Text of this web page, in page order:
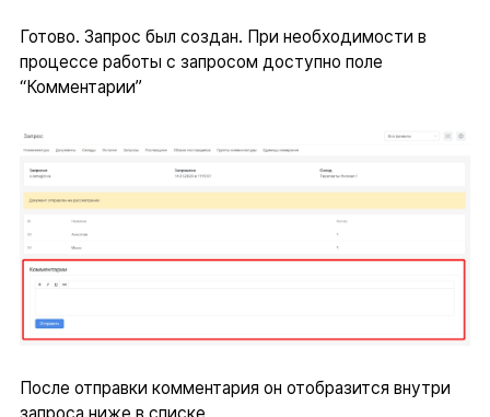
Готово. Запрос был создан. При необходимости в
процессе работы с запросом доступно поле
“Комментарии”
После отправки комментария он отобразится внутри